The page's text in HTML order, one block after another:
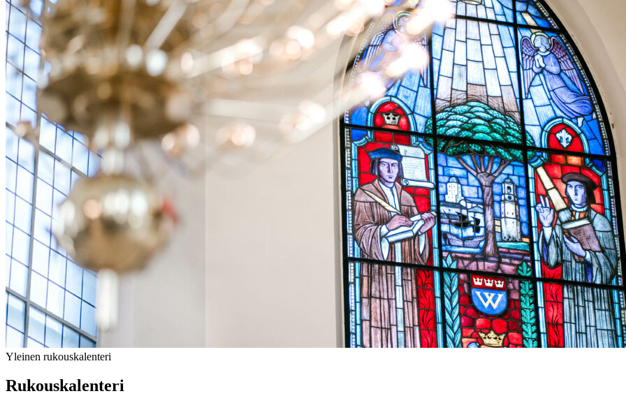
Yleinen rukouskalenteri
Rukouskalenteri